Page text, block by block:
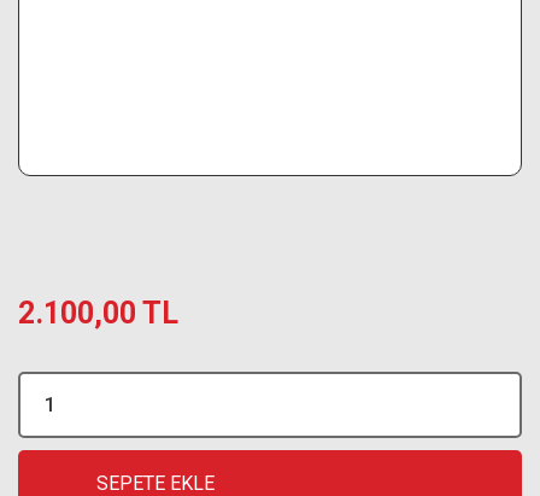
2.100,00 TL
SEPETE EKLE